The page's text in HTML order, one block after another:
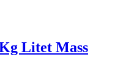
Litet Mass